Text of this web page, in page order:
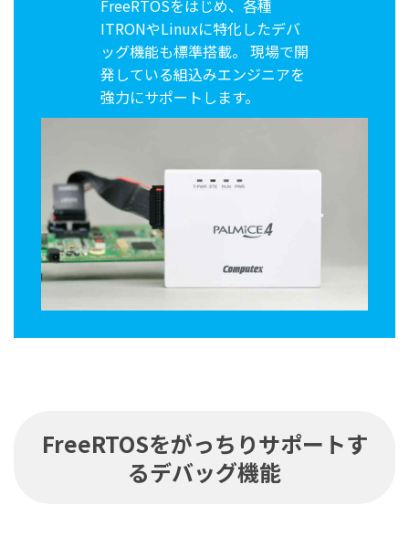
FreeRTOSをはじめ、各種
ITRONやLinuxに特化したデバ
ッグ機能も標準搭載。 現場で開
発している組込みエンジニアを
強力にサポートします。
FreeRTOSをがっちりサポートす
るデバッグ機能